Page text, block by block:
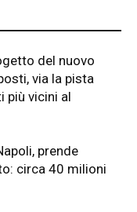
del nuovo
via la pista
più vicini al
prende
circa 40 milioni